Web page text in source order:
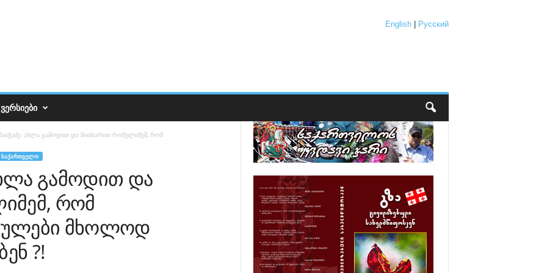
English| Русский
ახლა გამოდით და მითხარით რომელიმემ, რომ
ᲡᲐᲥᲐᲠᲗᲕᲔᲚᲝ
გამოდით და
რომ
მხოლოდ
?!